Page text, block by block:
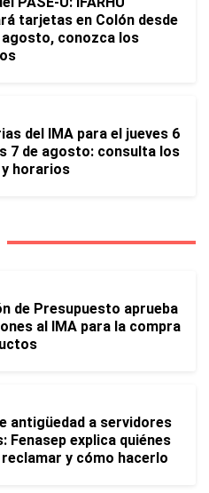
tarjetas en Colón desde
agosto, conozca los
del IMA para el jueves 6
7 de agosto: consulta los
horarios
de Presupuesto aprueba
al IMA para la compra
antigüedad a servidores
Fenasep explica quiénes
y cómo hacerlo